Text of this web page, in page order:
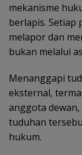
mekanisme
berlapis. Setiap
melapor dan
bukan melalui
Menanggapi
eksternal,
anggota
tuduhan
hukum.